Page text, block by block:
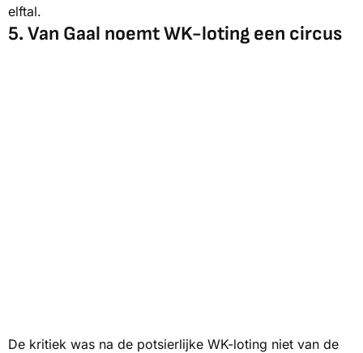
elftal.
5. Van Gaal noemt WK-loting een circus
De kritiek was na de potsierlijke WK-loting niet van de